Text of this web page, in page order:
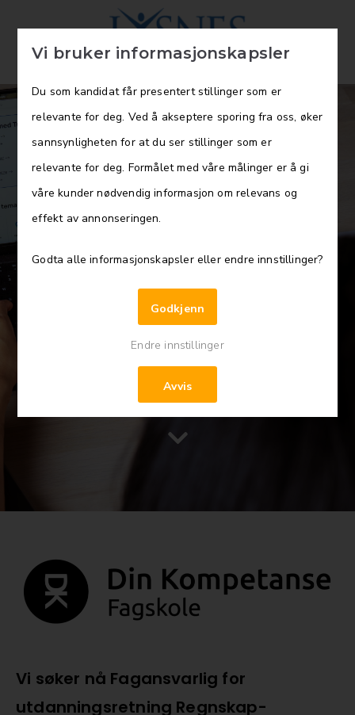
Vi bruker informasjonskapsler
Du som kandidat får presentert stillinger som er
relevante for deg. Ved å akseptere sporing fra oss, øker
sannsynligheten for at du ser stillinger som er
relevante for deg. Formålet med våre målinger er å gi
våre kunder nødvendig informasjon om relevans og
effekt av annonseringen.
Godta alle informasjonskapsler eller endre innstillinger?
Godkjenn
Endre innstillinger
Avvis
Fagansvarlig for utdanningsretning
Regnskap- og Lønnsmedarbeider
Les mer
Vi søker nå Fagansvarlig for
utdanningsretning Regnskap-